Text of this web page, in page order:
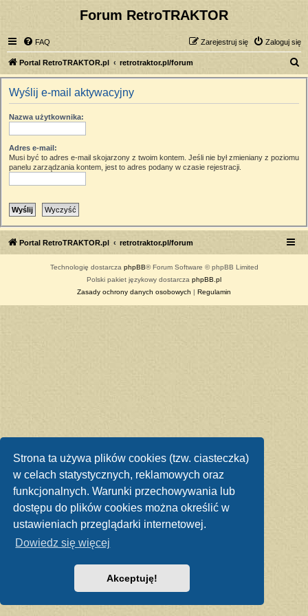
Strona ta używa plików cookies (tzw. ciasteczka)
w celach statystycznych, reklamowych oraz
funkcjonalnych. Warunki przechowywania lub
dostępu do plików cookies można określić w
ustawieniach przeglądarki internetowej.
Dowiedz się więcej
Akceptuję!
Forum RetroTRAKTOR
FAQ Zaloguj się
Zarejestruj się
Portal RetroTRAKTOR.pl retrotraktor.pl/forum
z
Wyślij e-mail aktywacyjny
Nazwa użytkownika:
Adres e-mail:
Musi być to adres e-mail skojarzony z twoim kontem. Jeśli nie był zmieniany z poziomu
panelu zarządzania kontem, jest to adres podany w czasie rejestracji.
Portal RetroTRAKTOR.pl retrotraktor.pl/forum
Technologię dostarcza phpBB® Forum Software © phpBB Limited
Polski pakiet językowy dostarcza phpBB.pl
Zasady ochrony danych osobowych | Regulamin